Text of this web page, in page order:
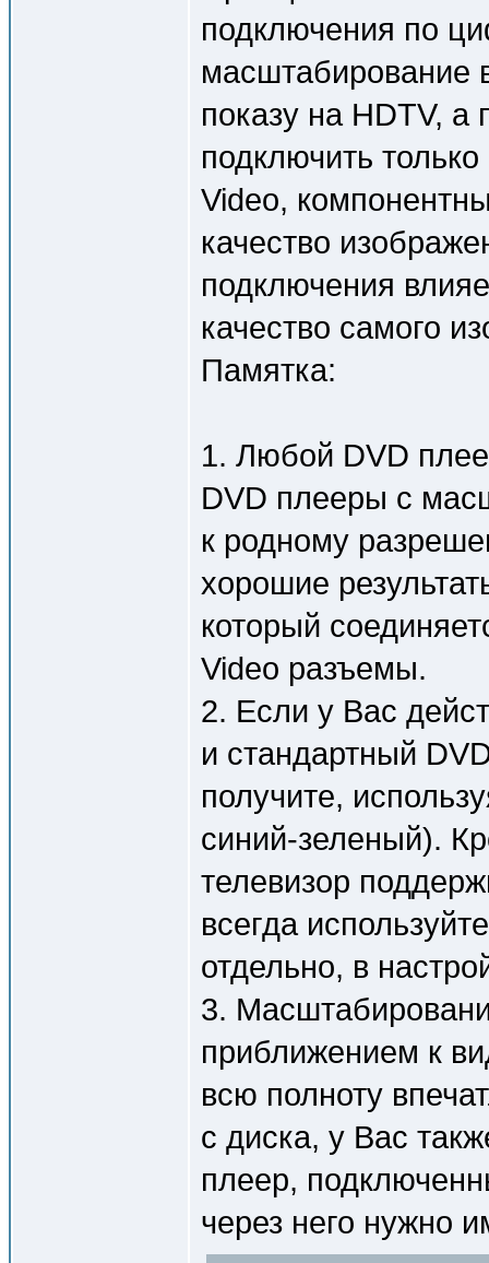
подключения по
масштабирование
показу на HDTV,
подключить
Video,
качество
подключения
качество самого
Памятка:
1. Любой DVD
DVD плееры с
к родному
хорошие
который
Video разъемы.
2. Если у Вас
и стандартный
получите,
синий-зеленый).
телевизор
всегда
отдельно, в
3.
приближением к
всю полноту
с диска, у Вас
плеер,
через него нужно